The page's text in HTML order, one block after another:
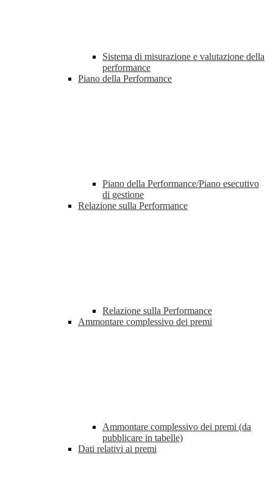
Sistema di misurazione e valutazione della
performance
Piano della Performance
Piano della Performance/Piano esecutivo
di gestione
Relazione sulla Performance
Relazione sulla Performance
Ammontare complessivo dei premi
Ammontare complessivo dei premi (da
pubblicare in tabelle)
Dati relativi ai premi